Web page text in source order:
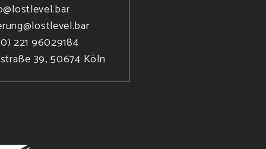
221 96029184
39, 50674 Köln